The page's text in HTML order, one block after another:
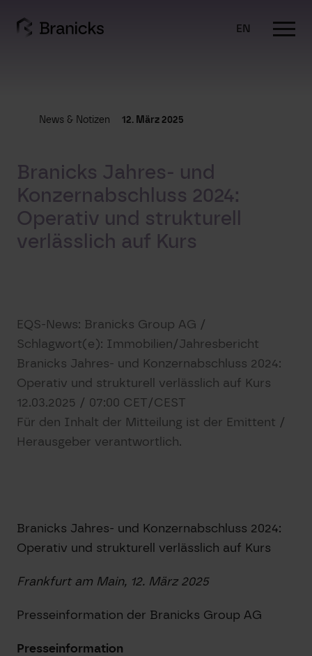
content
EN
News & Notizen 12. März 2025
Branicks Jahres- und
Konzernabschluss 2024:
Operativ und strukturell
verlässlich auf Kurs
EQS-News: Branicks Group AG /
Schlagwort(e): Immobilien/Jahresbericht
Branicks Jahres- und Konzernabschluss 2024:
Operativ und strukturell verlässlich auf Kurs
12.03.2025 / 07:00 CET/CEST
Für den Inhalt der Mitteilung ist der Emittent /
Herausgeber verantwortlich.
Branicks Jahres- und Konzernabschluss 2024:
Operativ und strukturell verlässlich auf Kurs
Frankfurt am Main, 12. März 2025
Presseinformation der Branicks Group AG
Presseinformation